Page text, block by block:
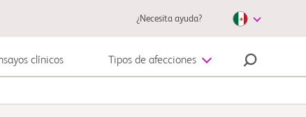
¿Necesita ayuda?
clínicos Tipos de afecciones